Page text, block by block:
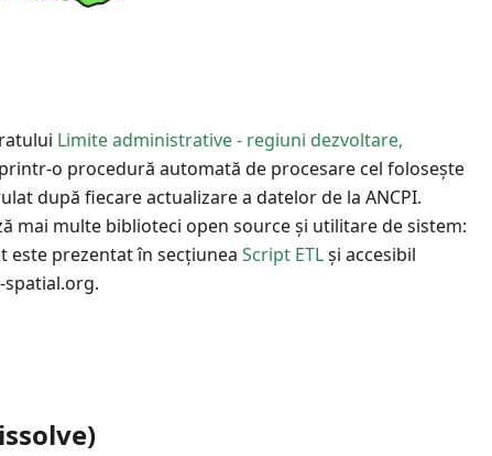
Limite administrative - regiuni dezvoltare,
o procedură automată de procesare cel folosește
după fiecare actualizare a datelor de la ANCPI.
mai multe biblioteci open source și utilitare de sistem:
este prezentat în secțiunea Script ETLși accesibil
spatial.org.